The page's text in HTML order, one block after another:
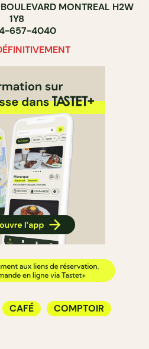
MONTREAL H2W
1Y8
657-4040
CAFÉ COMPTOIR